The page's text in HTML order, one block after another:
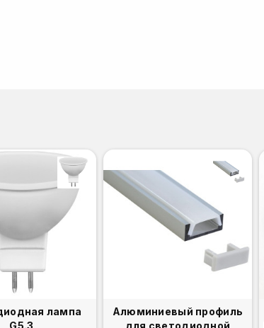
лампа
G5.3
Алюминиевый профиль
для светодиодной